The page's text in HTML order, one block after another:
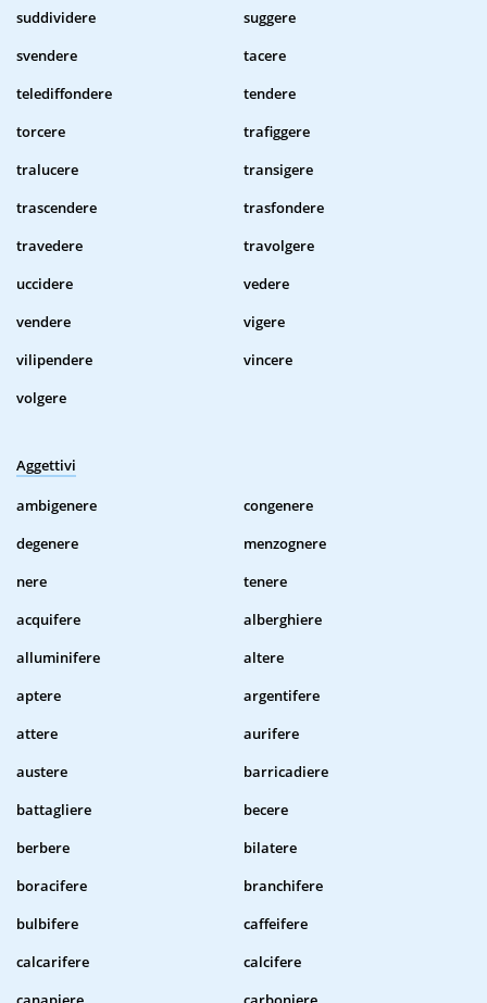
suddividere
suggere
svendere
tacere
telediffondere
tendere
torcere
trafiggere
tralucere
transigere
trascendere
trasfondere
travedere
travolgere
uccidere
vedere
vendere
vigere
vilipendere
vincere
volgere
Aggettivi
ambigenere
congenere
degenere
menzognere
nere
tenere
acquifere
alberghiere
alluminifere
altere
aptere
argentifere
attere
aurifere
austere
barricadiere
battagliere
becere
berbere
bilatere
boracifere
branchifere
bulbifere
caffeifere
calcarifere
calcifere